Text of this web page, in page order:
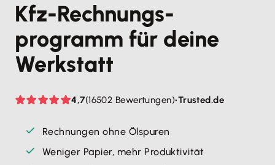
Kfz-Rechnungs­
programm für deine
Werkstatt
4,7(16502 Bewertungen)•Trusted.de
Rechnungen ohne Ölspuren
Weniger Papier, mehr Produktivität